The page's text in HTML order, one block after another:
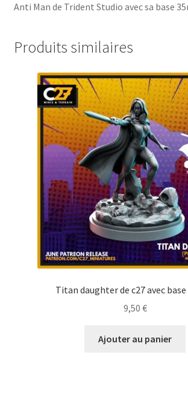
Anti Man de Trident Studio avec sa base
Produits similaires
Titan daughter de c27 avec
9,50 €
Ajouter au panier